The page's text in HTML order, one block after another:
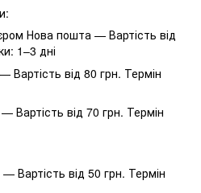
Нова пошта — Вартість від
1–3 дні
від 80 грн. Термін
Вартість від 70 грн. Термін
від 50 грн. Термін